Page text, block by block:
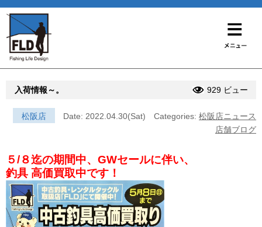
入荷情報～。 929 ビュー
松阪店 Date: 2022.04.30(Sat) Categories: 松阪店ニュース
店舗ブログ
５/８迄の期間中、GWセールに伴い、
釣具 高価買取中です！